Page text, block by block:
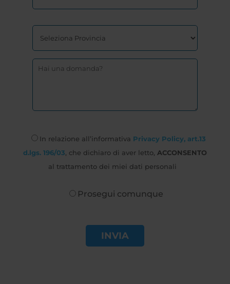
In relazione all’informativa Privacy Policy, art.13
d.lgs. 196/03 , che dichiaro di aver letto, ACCONSENTO
al trattamento dei miei dati personali
Prosegui comunque